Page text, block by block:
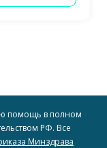
помощь в полном
РФ. Все
Минздрава